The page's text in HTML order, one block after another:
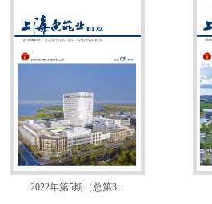
2022年第5期（总第3...